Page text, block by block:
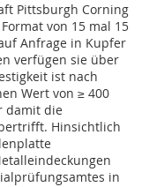
Pittsburgh Corning
von 15 mal 15
Anfrage in Kupfer
verfügen sie über
ist nach
Wert von ≥ 400
damit die
Hinsichtlich
in